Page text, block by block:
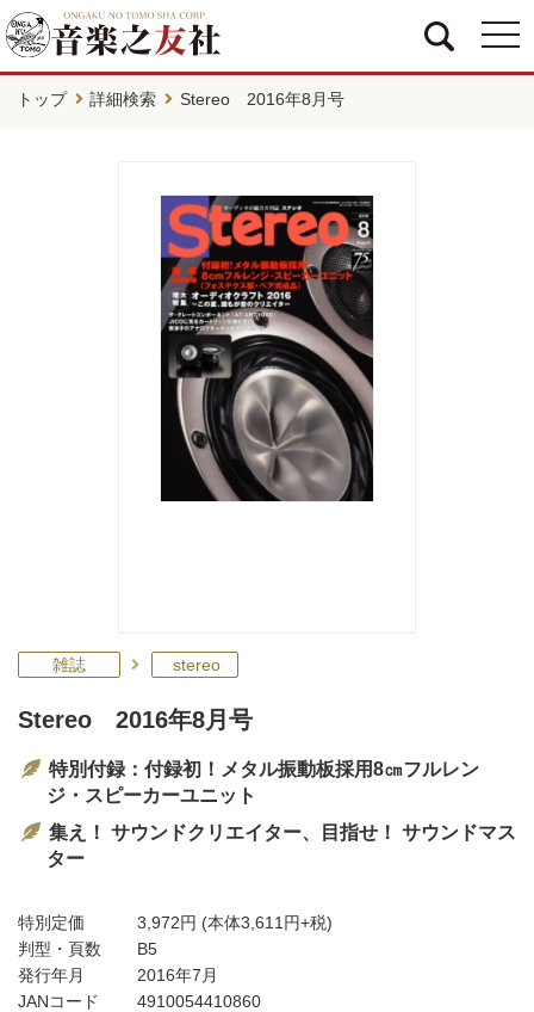
トップ 詳細検索 Stereo 2016年8月号
雑誌 stereo
Stereo 2016年8月号
特別付録：付録初！メタル振動板採用8㎝フルレン
ジ・スピーカーユニット
集え！ サウンドクリエイター、目指せ！ サウンドマス
ター
特別定価 3,972円 (本体3,611円+税)
判型・頁数
B5
発行年月
2016年7月
JANコード
4910054410860